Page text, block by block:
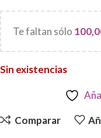
Te faltan sólo
Sin existencias
Comparar